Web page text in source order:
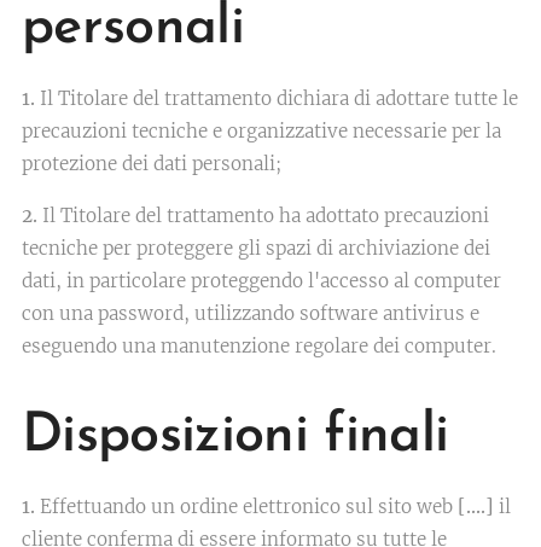
personali
1. Il Titolare del trattamento dichiara di adottare tutte le
precauzioni tecniche e organizzative necessarie per la
protezione dei dati personali;
2. Il Titolare del trattamento ha adottato precauzioni
tecniche per proteggere gli spazi di archiviazione dei
dati, in particolare proteggendo l'accesso al computer
con una password, utilizzando software antivirus e
eseguendo una manutenzione regolare dei computer.
Disposizioni finali
1. Effettuando un ordine elettronico sul sito web [….] il
cliente conferma di essere informato su tutte le